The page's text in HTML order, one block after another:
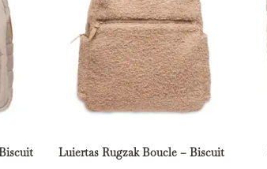
Luiertas Rugzak Boucle – Biscuit